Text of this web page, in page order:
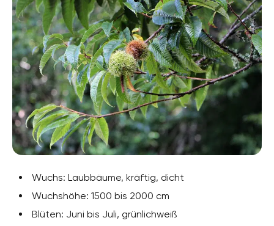
Wuchs: Laubbäume, kräftig, dicht
Wuchshöhe: 1500 bis 2000 cm
Blüten: Juni bis Juli, grünlichweiß